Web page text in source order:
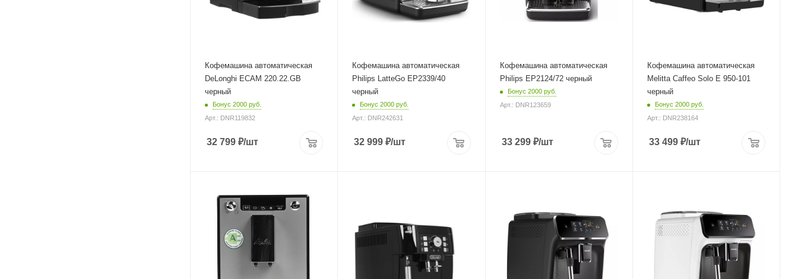
43 см
Кофемашина автоматическая
DeLonghi ECAM 220.22.GB
черный
Бонус 2000 руб.
Арт.: DNR119832
32 799 ₽/шт
43.3 см
Кофемашина автоматическая
Philips LatteGo EP2339/40
черный
Бонус 2000 руб.
Арт.: DNR242631
32 999 ₽/шт
Кофемашина автоматическая
Philips EP2124/72 черный
Бонус 2000 руб.
Арт.: DNR123659
33 299₽/шт
Кофемашина автоматическая
Melitta Caffeo Solo Е 950-101
черный
Бонус 2000 руб.
Арт.: DNR238164
33 499₽/шт
металл
от сети
Мощность
Длина сетевого шнура
Питание
от сети
Мощность
1500 Вт
Мощность
1500 Вт
Длина сетевого шнура